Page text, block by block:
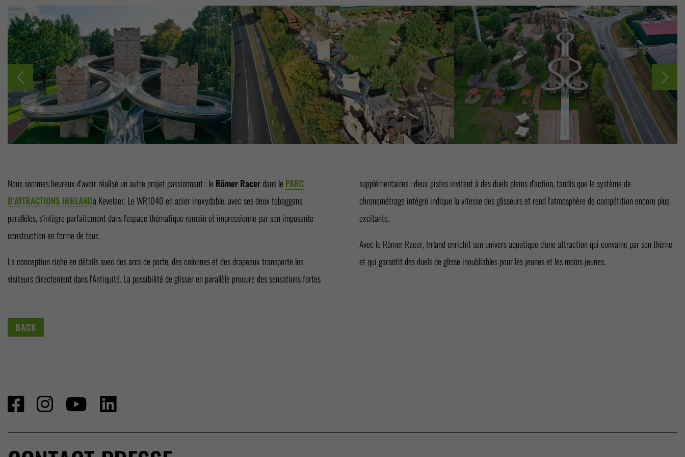
Nous sommes heureux d'avoir réalisé un autre projet passionnant : le Römer Racerdans le PARC
D'ATTRACTIONS IRRLANDà Kevelaer. Le WR1040 en acier inoxydable, avec ses deux toboggans
parallèles, s'intègre parfaitement dans l'espace thématique romain et impressionne par son imposante
construction en forme de tour.
La conception riche en détails avec des arcs de porte, des colonnes et des drapeaux transporte les
visiteurs directement dans l'Antiquité. La possibilité de glisser en parallèle procure des sensations fortes
supplémentaires : deux pistes invitent à des duels pleins d'action, tandis que le système de
chronométrage intégré indique la vitesse des glisseurs et rend l'atmosphère de compétition encore plus
excitante.
Avec le Römer Racer, Irrland enrichit son univers aquatique d'une attraction qui convainc par son thème
et qui garantit des duels de glisse inoubliables pour les jeunes et les moins jeunes.
BACK